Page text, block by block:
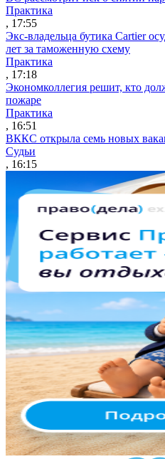
Практика
, 17:55
Экс-владельца бутика Cartier
лет за таможенную схему
Практика
, 17:18
Экономколлегия решит, кто
пожаре
Практика
, 16:51
ВККС открыла семь новых
Судьи
, 16:15